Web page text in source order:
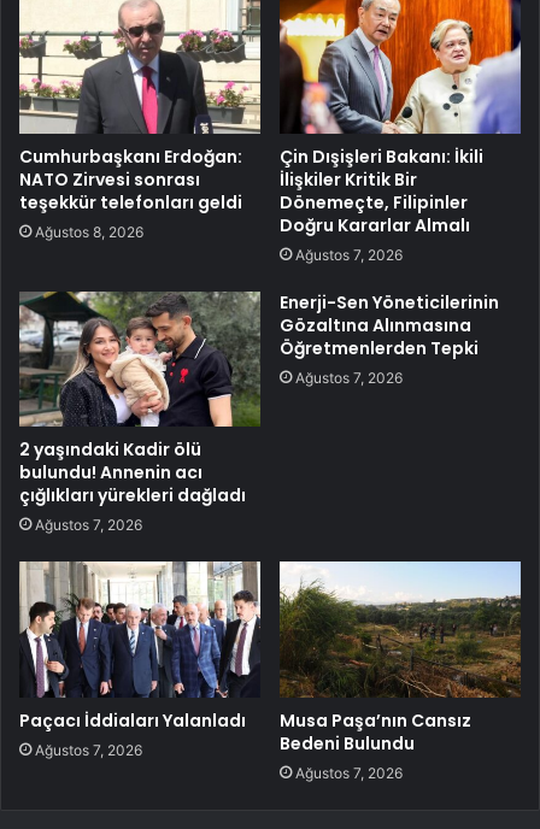
Cumhurbaşkanı Erdoğan:
NATO Zirvesi sonrası
teşekkür telefonları geldi
Ağustos 8, 2026
Çin Dışişleri Bakanı: İkili
İlişkiler Kritik Bir
Dönemeçte, Filipinler
Doğru Kararlar Almalı
Ağustos 7, 2026
2 yaşındaki Kadir ölü
bulundu! Annenin acı
çığlıkları yürekleri dağladı
Ağustos 7, 2026
Enerji-Sen Yöneticilerinin
Gözaltına Alınmasına
Öğretmenlerden Tepki
Ağustos 7, 2026
Paçacı İddiaları Yalanladı
Ağustos 7, 2026
Musa Paşa’nın Cansız
Bedeni Bulundu
Ağustos 7, 2026